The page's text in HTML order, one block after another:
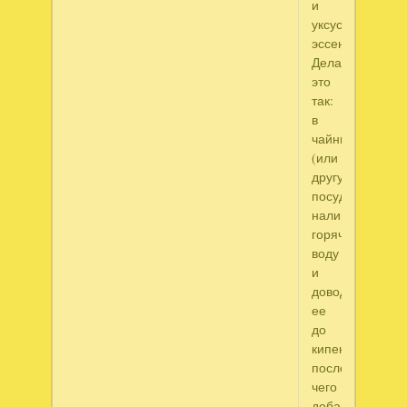
и
уксусной
эссенции.
Делается
это
так:
в
чайник
(или
другую
посуду)
наливают
горячую
воду
и
доводят
ее
до
кипения,
после
чего